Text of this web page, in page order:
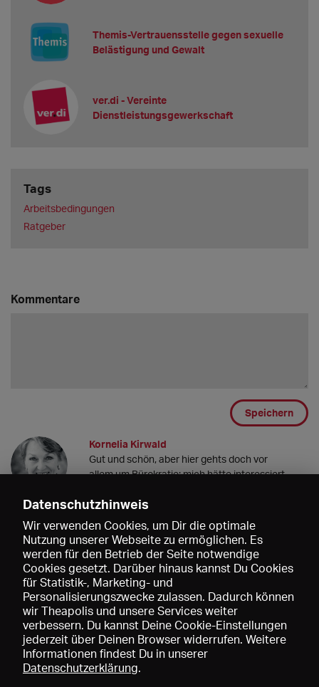
Themis-Vertrauensstelle gegen sexuelle
Belästigung und Gewalt
ver.di - Vereinte
Dienstleistungsgewerkschaft
Tags
Arbeitsbedingungen
Ratgeber
Kommentare
Speichern
Kornelia Kirwald
Gut und schön, aber hier gehts doch vor
allem um Bürokratie; mich hätte interessiert,
gibt, in der Besetzung, dem Umgang unter
Kollegen und den Reaktionen des
Publikums. Vielleicht kommt das ja noch??
Gruß von Kornelia Kirwald
25.02.2023 19:01
Datenschutzhinweis
Wir verwenden Cookies, um Dir die optimale
Nutzung unserer Webseite zu ermöglichen. Es
werden für den Betrieb der Seite notwendige
Cookies gesetzt. Darüber hinaus kannst Du Cookies
für Statistik-, Marketing- und
Personalisierungszwecke zulassen. Dadurch können
wir Theapolis und unsere Services weiter
verbessern. Du kannst Deine Cookie-Einstellungen
jederzeit über Deinen Browser widerrufen. Weitere
Informationen findest Du in unserer
Datenschutzerklärung.